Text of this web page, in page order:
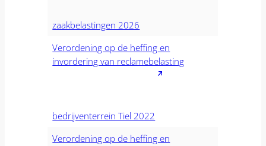
zaakbelastingen 2026
Verordening op de heffing en
invordering van reclamebelasting
bedrijventerrein Tiel 2022
Verordening op de heffing en